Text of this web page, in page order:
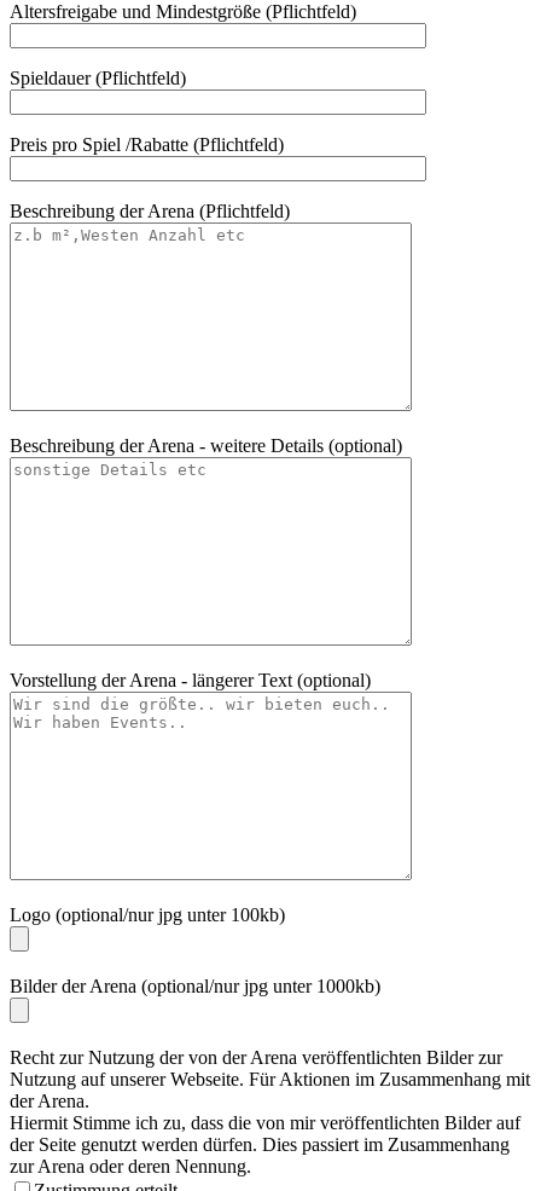
Altersfreigabe und Mindestgröße (Pflichtfeld)
Spieldauer (Pflichtfeld)
Preis pro Spiel /Rabatte (Pflichtfeld)
Beschreibung der Arena (Pflichtfeld)
Beschreibung der Arena - weitere Details (optional)
Vorstellung der Arena - längerer Text (optional)
Logo (optional/nur jpg unter 100kb)
Bilder der Arena (optional/nur jpg unter 1000kb)
Recht zur Nutzung der von der Arena veröffentlichten Bilder zur
Nutzung auf unserer Webseite. Für Aktionen im Zusammenhang mit
der Arena.
Hiermit Stimme ich zu, dass die von mir veröffentlichten Bilder auf
der Seite genutzt werden dürfen. Dies passiert im Zusammenhang
zur Arena oder deren Nennung.